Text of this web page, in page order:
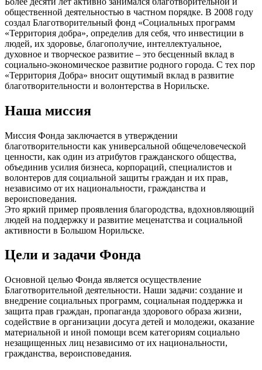
общественной деятельностью в частном порядке. В 2008 году
создал Благотворительный фонд «Социальных программ
«Территория добра», определив для себя, что инвестиции в
людей, их здоровье, благополучие, интеллектуальное,
духовное и творческое развитие – это бесценный вклад в
социально-экономическое развитие родного города. С тех пор
«Территория Добра» вносит ощутимый вклад в развитие
благотворительности и волонтерства в Норильске.
Наша миссия
Миссия Фонда заключается в утверждении
благотворительности как универсальной общечеловеческой
ценности, как один из атрибутов гражданского общества,
объединив усилия бизнеса, корпораций, специалистов и
волонтеров для социальной защиты граждан и их прав,
независимо от их национальности, гражданства и
вероисповедания.
Это яркий пример проявления благородства, вдохновляющий
людей на поддержку и развитие меценатства и социальной
активности в Большом Норильске.
Цели и задачи Фонда
Основной целью Фонда является осуществление
Благотворительной деятельности. Наши задачи: создание и
внедрение социальных программ, социальная поддержка и
защита прав граждан, пропаганда здорового образа жизни,
содействие в организации досуга детей и молодежи, оказание
материальной и иной помощи всем категориям социально
незащищенных лиц независимо от их национальности,
гражданства, вероисповедания.